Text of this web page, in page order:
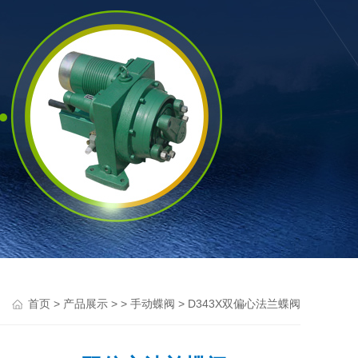
首页 > 产品展示 > > 手动蝶阀 > D343X双偏心法兰蝶阀